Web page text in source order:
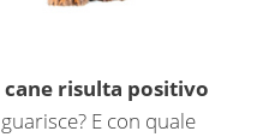
cane risulta positivo
E con quale